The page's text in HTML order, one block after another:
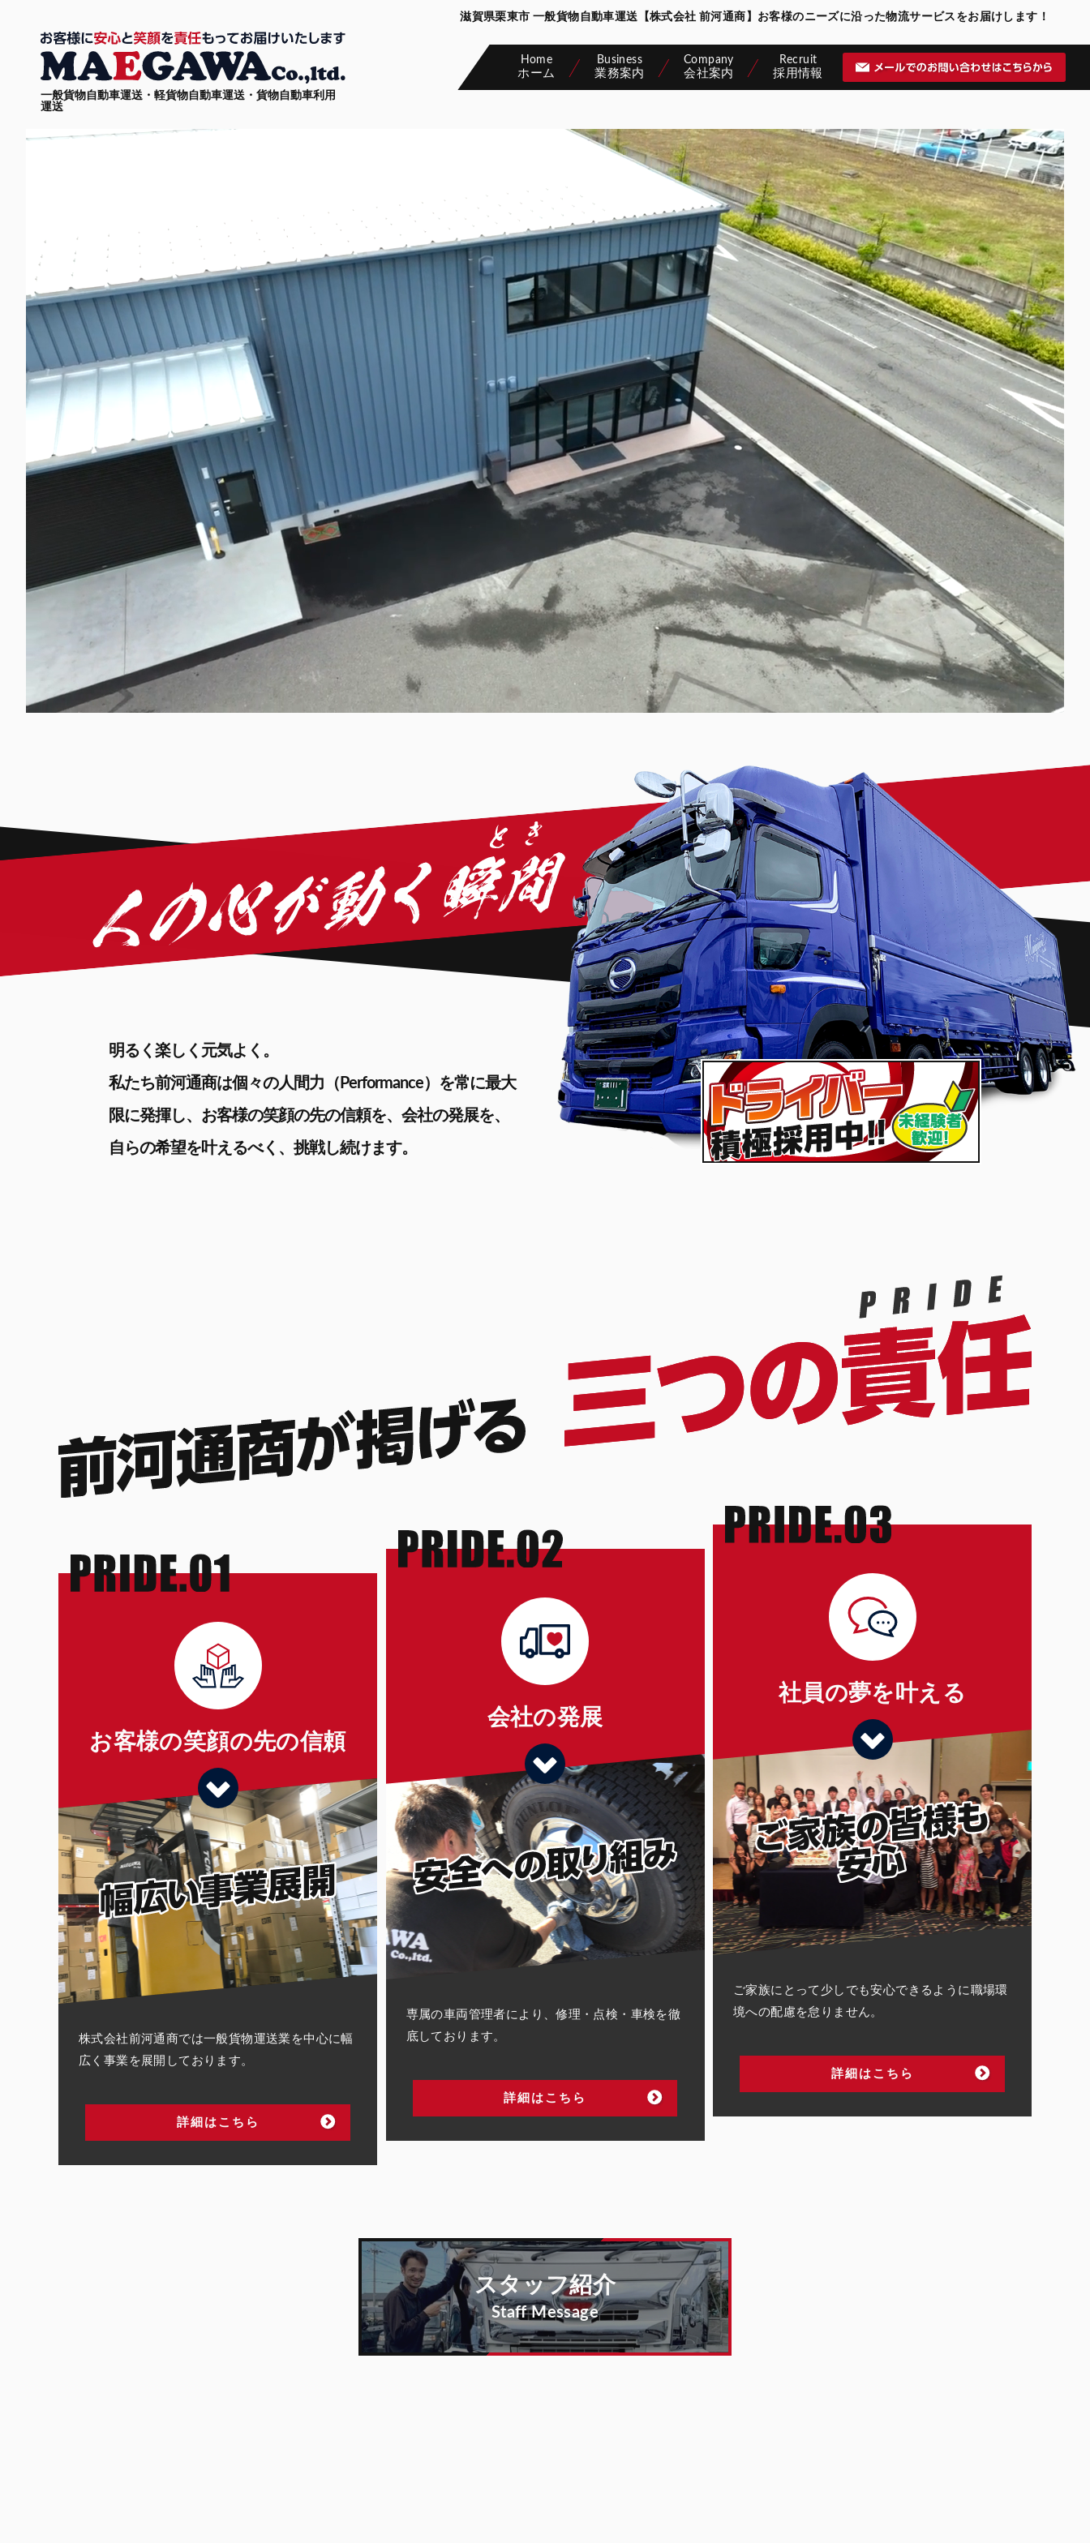
滋賀県栗東市 一般貨物自動車運送【株式会社 前河通商】お客様のニーズに沿った物流サービスをお届けします！
一般貨物自動車運送・軽貨物自動車運送・貨物自動車利用
運送
Home
ホーム
Business
業務案内
Company
会社案内
Recruit
採用情報
明るく楽しく元気よく。
私たち前河通商は個々の人間力（Performance）を常に最大
限に発揮し、お客様の笑顔の先の信頼を、会社の発展を、
自らの希望を叶えるべく、挑戦し続けます。
お客様の笑顔の先の信頼
株式会社前河通商では一般貨物運送業を中心に幅
広く事業を展開しております。
詳細はこちら
会社の発展
専属の車両管理者により、修理・点検・車検を徹
底しております。
詳細はこちら
社員の夢を叶える
ご家族にとって少しでも安心できるように職場環
境への配慮を怠りません。
詳細はこちら
スタッフ紹介
Staff Message